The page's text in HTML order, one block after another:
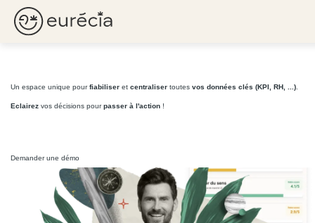
Transformertoutes vos données
performance !
Un espace unique pourfiabiliser et centraliser toutes vos données clés (KPI, RH, ...)
Eclairez vos décisions pourpasser à l'action !
Demander une démo